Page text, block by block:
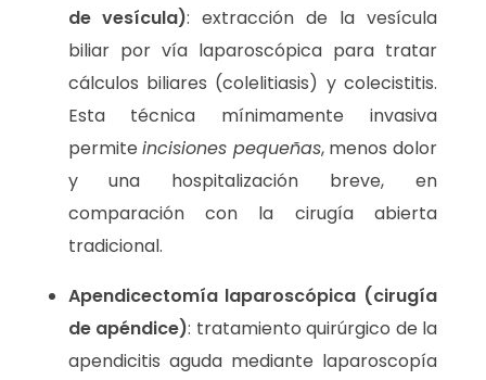
de vesícula): extracción de la vesícula
biliar por vía laparoscópica para tratar
cálculos biliares (colelitiasis) y colecistitis.
Esta técnica mínimamente invasiva
permiteincisiones pequeñas, menos dolor
y una hospitalización breve, en
comparación con la cirugía abierta
tradicional.
Apendicectomía laparoscópica (cirugía
de apéndice): tratamiento quirúrgico de la
apendicitis aguda mediante laparoscopía